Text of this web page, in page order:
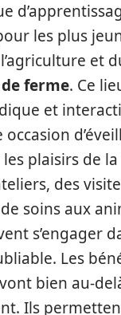
les plus
et
ferme. Ce
et
plaisirs de
des
soins aux
s’engager
Les
bien au-
Ils